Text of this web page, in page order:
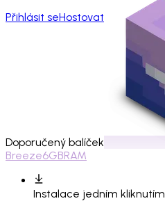
Přihlásit seHostovat
Doporučený balíček
Breeze6GBRAM
Instalace jedním kliknutím